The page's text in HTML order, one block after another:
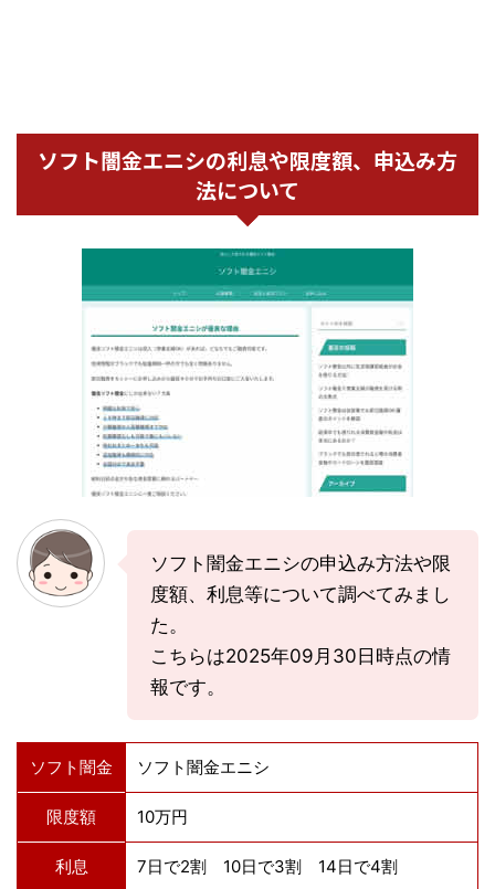
ソフト闇金エニシの利息や限度額、申込み方
法について
ソフト闇金エニシの申込み方法や限
度額、利息等について調べてみまし
た。
こちらは2025年09月30日時点の情
報です。
ソフト闇金 ソフト闇金エニシ
限度額 10万円
利息 7日で2割 10日で3割 14日で4割